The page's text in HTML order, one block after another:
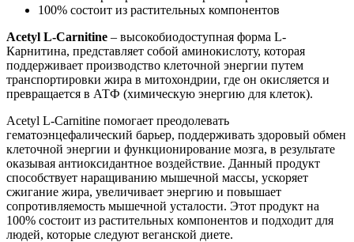
100% состоит из растительных компонентов
Acetyl L-Carnitine – высокобиодоступная форма L-
Карнитина, представляет собой аминокислоту, которая
поддерживает производство клеточной энергии путем
транспортировки жира в митохондрии, где он окисляется и
превращается в АТФ (химическую энергию для клеток).
Acetyl L-Carnitine помогает преодолевать
гематоэнцефалический барьер, поддерживать здоровый обмен
клеточной энергии и функционирование мозга, в результате
оказывая антиоксидантное воздействие. Данный продукт
способствует наращиванию мышечной массы, ускоряет
сжигание жира, увеличивает энергию и повышает
сопротивляемость мышечной усталости. Этот продукт на
100% состоит из растительных компонентов и подходит для
людей, которые следуют веганской диете.